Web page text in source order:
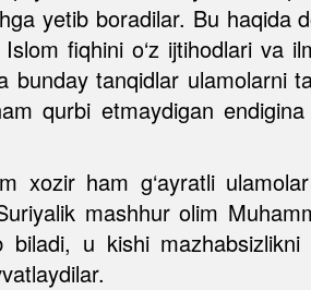
yetib boradilar. Bu haqida
fiqhini o‘z ijtihodlari va
tanqidlar ulamolarni
qurbi etmaydigan
xozir ham g‘ayratli
mashhur olim
biladi, u kishi